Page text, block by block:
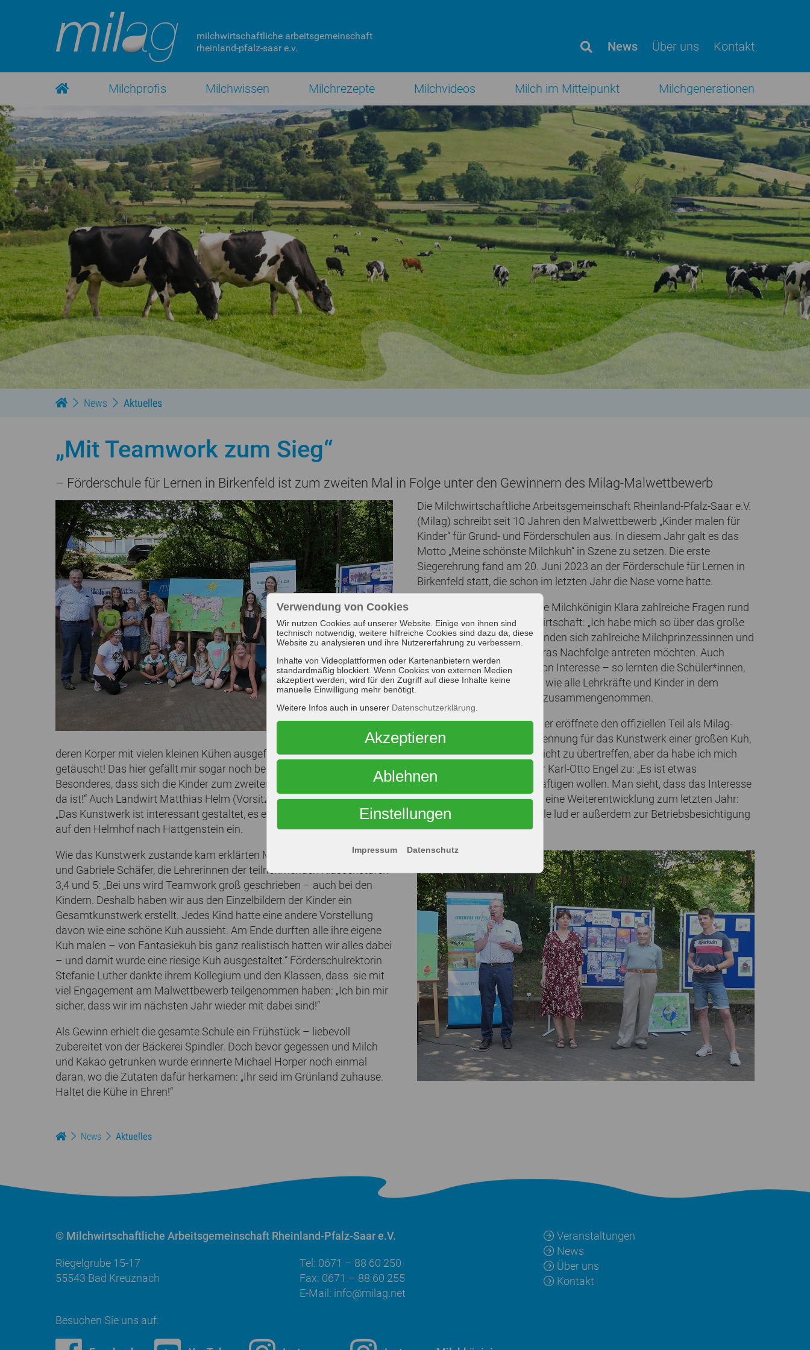
milchwirtschaftliche arbeitsgemeinschaft
rheinland-pfalz-saar e.v.
News Über uns Kontakt
Milchprofis Milchwissen Milchrezepte Milchvideos Milch im Mittelpunkt Milchgenerationen
News Aktuelles
„Mit Teamwork zum Sieg“
– Förderschule für Lernen in Birkenfeld ist zum zweiten Mal in Folge unter den Gewinnern des Milag-Malwettbewerb
Die Milchwirtschaftliche Arbeitsgemeinschaft Rheinland-Pfalz-Saar e.V.
(Milag) schreibt seit 10 Jahren den Malwettbewerb „Kinder malen für
Kinder“ für Grund- und Förderschulen aus. In diesem Jahr galt es das
Motto „Meine schönste Milchkuh“ in Szene zu setzen. Die erste
Siegerehrung fand am 20. Juni 2023 an der Förderschule für Lernen in
Birkenfeld statt, die schon im letzten Jahr die Nase vorne hatte.
Am Vormittag beantwortete Milchkönigin Klara zahlreiche Fragen rund
um ihr Amt und die Milchwirtschaft: „Ich habe mich so über das große
Interesse gefreut!“ Dabei fanden sich zahlreiche Milchprinzessinnen und
Milchprinzen, die gerne Klaras Nachfolge antreten möchten. Auch
praktische Fragen waren von Interesse – so lernten die Schüler*innen,
dass eine Kuh so viel wiegt wie alle Lehrkräfte und Kinder in dem
gesamten Klassenzimmer zusammengenommen.
Ökonomierat Michael Horper eröffnete den offiziellen Teil als Milag-
Vorsitzender mit viel Anerkennung für das Kunstwerk einer großen Kuh,
deren Körper mit vielen kleinen Kühen ausgefüllt ist: „Ich dachte euer Gewinnerbild vom letzten Jahr ist nicht zu übertreffen, aber da habe ich mich
getäuscht! Das hier gefällt mir sogar noch besser!“ Dem stimmte auch sein Vorgänger Ehrenvorsitzender Karl-Otto Engel zu: „Es ist etwas
Besonderes, dass sich die Kinder zum zweiten Mal mit dem Thema Milch und der Landwirtschaft beschäftigen wollen. Man sieht, dass das Interesse
da ist!“ Auch Landwirt Matthias Helm (Vorsitzender des Kreisbauernverbandes und Milag-Mitglied) sieht eine Weiterentwicklung zum letzten Jahr:
„Das Kunstwerk ist interessant gestaltet, es enthält so viele versteckte Motive!“ Sehr zur Freude der Schule lud er außerdem zur Betriebsbesichtigung
auf den Helmhof nach Hattgenstein ein.
Wie das Kunstwerk zustande kam erklärten Marion Schumacher-Meyer
und Gabriele Schäfer, die Lehrerinnen der teilnehmenden Klassenstufen
3,4 und 5: „Bei uns wird Teamwork groß geschrieben – auch bei den
Kindern. Deshalb haben wir aus den Einzelbildern der Kinder ein
Gesamtkunstwerk erstellt. Jedes Kind hatte eine andere Vorstellung
davon wie eine schöne Kuh aussieht. Am Ende durften alle ihre eigene
Kuh malen – von Fantasiekuh bis ganz realistisch hatten wir alles dabei
– und damit wurde eine riesige Kuh ausgestaltet.“ Förderschulrektorin
Stefanie Luther dankte ihrem Kollegium und den Klassen, dass sie mit
viel Engagement am Malwettbewerb teilgenommen haben: „Ich bin mir
sicher, dass wir im nächsten Jahr wieder mit dabei sind!“
Als Gewinn erhielt die gesamte Schule ein Frühstück – liebevoll
zubereitet von der Bäckerei Spindler. Doch bevor gegessen und Milch
und Kakao getrunken wurde erinnerte Michael Horper noch einmal
daran, wo die Zutaten dafür herkamen: „Ihr seid im Grünland zuhause.
Haltet die Kühe in Ehren!“
News Aktuelles
© Milchwirtschaftliche Arbeitsgemeinschaft Rheinland-Pfalz-Saar e.V.
Riegelgrube 15-17
55543 Bad Kreuznach
Tel: 0671 – 88 60 250
Fax: 0671 – 88 60 255
E-Mail: info@milag.net
Besuchen Sie uns auf:
Veranstaltungen
News
Über uns
Kontakt
Verwendung von Cookies
Wir nutzen Cookies auf unserer Website. Einige von ihnen sind
technisch notwendig, weitere hilfreiche Cookies sind dazu da, diese
Website zu analysieren und ihre Nutzererfahrung zu verbessern.
Inhalte von Videoplattformen oder Kartenanbietern werden
standardmäßig blockiert. Wenn Cookies von externen Medien
akzeptiert werden, wird für den Zugriff auf diese Inhalte keine
manuelle Einwilligung mehr benötigt.
Weitere Infos auch in unserer Datenschutzerklärung
Impressum Datenschutz
Einstellungen
Ablehnen
Akzeptieren